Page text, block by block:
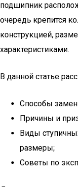
подшипник
очередь крепится
конструкцией,
характеристиками.
В данной статье
Способы
Причины и
Виды
размеры;
Советы по